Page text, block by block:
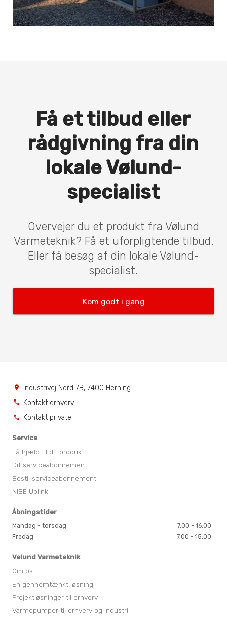
Få et tilbud eller
rådgivning fra din
lokale Vølund-
specialist
Overvejer du et produkt fra Vølund
Varmeteknik? Få et uforpligtende tilbud.
Eller få besøg af din lokale Vølund-
specialist.
Kom godt i gang
location_on Industrivej Nord 7B, 7400 Herning
phone Kontakt erhverv
phone Kontakt private
Service
Få hjælp til dit produkt
Dit serviceabonnement
Bestil serviceabonnement
NIBE Uplink
Åbningstider
Mandag - torsdag
7.00 - 16.00
Fredag
7.00 - 15.00
Vølund Varmeteknik
Om os
En gennemtænkt løsning
Projektløsninger til erhverv
Varmepumper til erhverv og industri